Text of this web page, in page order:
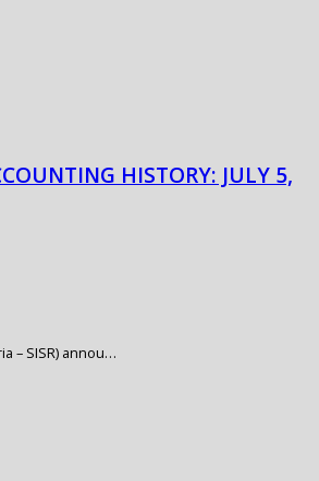
HISTORY: JULY 5,
– SISR) annou…